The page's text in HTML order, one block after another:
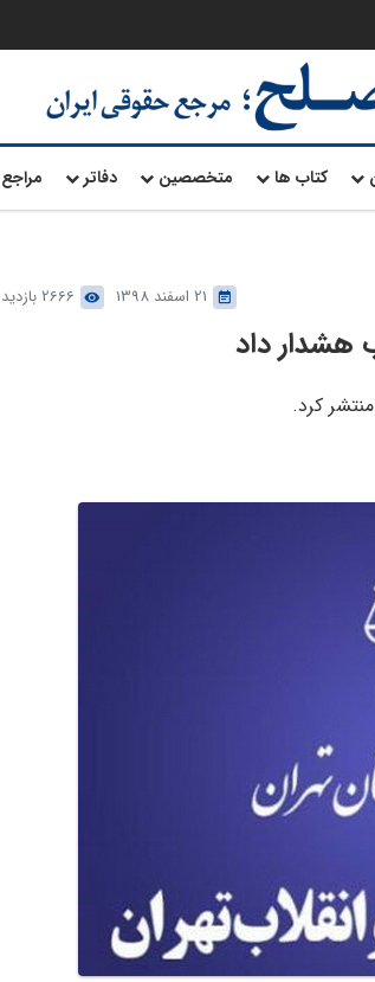
کتاب ها متخصصین دفاتر مراجع
21 اسفند 1398 2666 بازدید
هشدار داد
کرد.